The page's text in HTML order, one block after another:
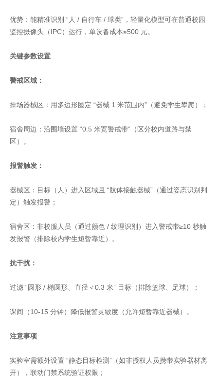
优势：能精准识别 “人 / 自行车 / 球类”，轻量化模型可在普通校园
监控摄像头（IPC）运行，单设备成本≤500 元。
关键参数设置
警戒区域：
操场器械区：用多边形圈定 “器械 1 米范围内”（避免学生攀爬）；
宿舍周边：沿围墙设置 “0.5 米宽警戒带”（区分校内道路与禁
区）。
报警触发：
器械区：目标（人）进入区域且 “肢体接触器械”（通过姿态识别判
定）触发报警；
宿舍区：非校服人员（通过颜色 / 纹理识别）进入警戒带≥10 秒触
发报警（排除校内学生短暂靠近）。
抗干扰：
过滤 “圆形 / 椭圆形、直径＜0.3 米” 目标（排除篮球、足球）；
课间（10-15 分钟）降低报警灵敏度（允许短暂靠近器械）。
注意事项
实验室需额外设置 “静态目标检测”（如非授权人员携带实验器材离
开），联动门禁系统验证权限；